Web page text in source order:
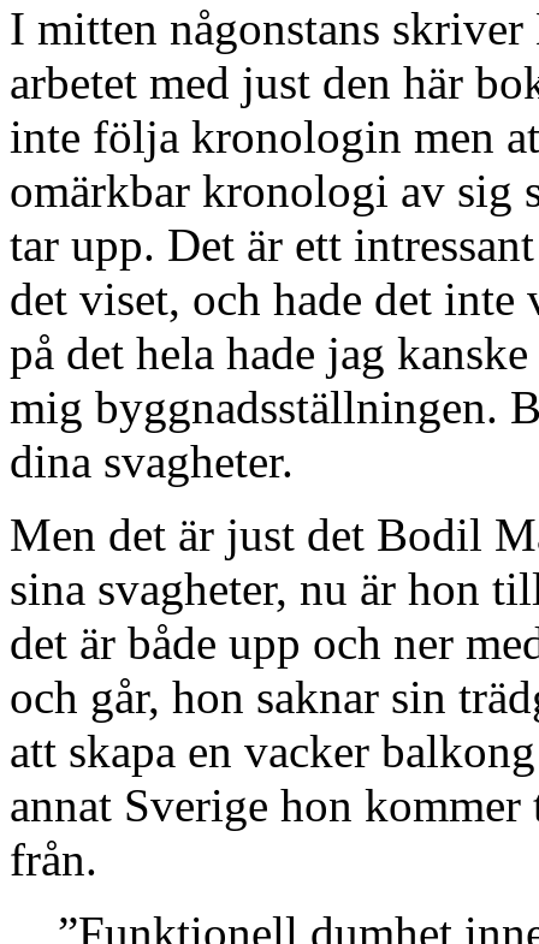
I mitten någonstans
arbetet med just den här
inte följa kronologin men
omärkbar kronologi av sig
tar upp. Det är ett
det viset, och hade det
på det hela hade jag
mig byggnadsställningen.
dina svagheter.
Men det är just det Bodil
sina svagheter, nu är hon
det är både upp och ner
och går, hon saknar sin
att skapa en vacker
annat Sverige hon
från.
”Funktionell dumhet